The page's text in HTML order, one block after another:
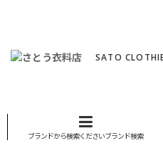
SATO
ブランドから検索くださいブランド検索